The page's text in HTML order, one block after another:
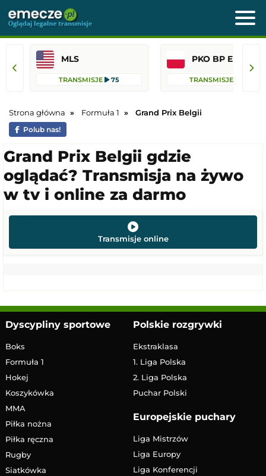
MLS
TRANSMISJE 75 TRANSMISJE
Strona główna Formuła 1 Grand Prix Belgii
Polub nas!
Grand Prix Belgii gdzie
oglądać? Transmisja na żywo
w tv i online za darmo
Transmisje online
Dyscypliny sportowe
Boks
Formuła 1
Hokej
Koszykówka
MMA
Piłka nożna
Piłka ręczna
Rugby
Siatkówka
Polskie rozgrywki
Ekstraklasa
1. Liga Polska
2. Liga Polska
Puchar Polski
Europejskie puchary
Liga Mistrzów
Liga Europy
Liga Konferencji